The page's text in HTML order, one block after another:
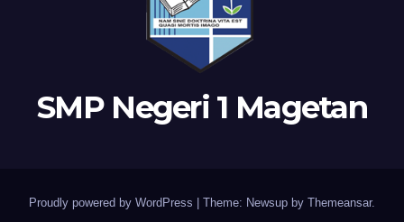
SMP Negeri 1 Magetan
Proudly powered by WordPress Theme: Newsup by Themeansar.